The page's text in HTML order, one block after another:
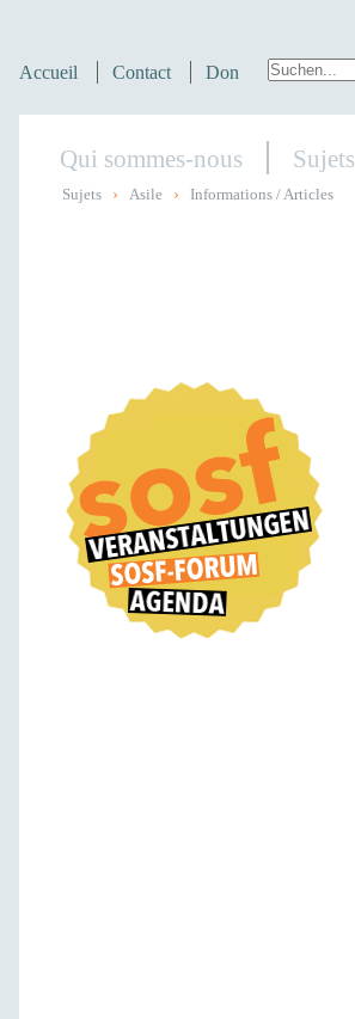
Accueil Contact Don
Qui sommes-nous Sujets
Sujets › Asile › Informations / Articles